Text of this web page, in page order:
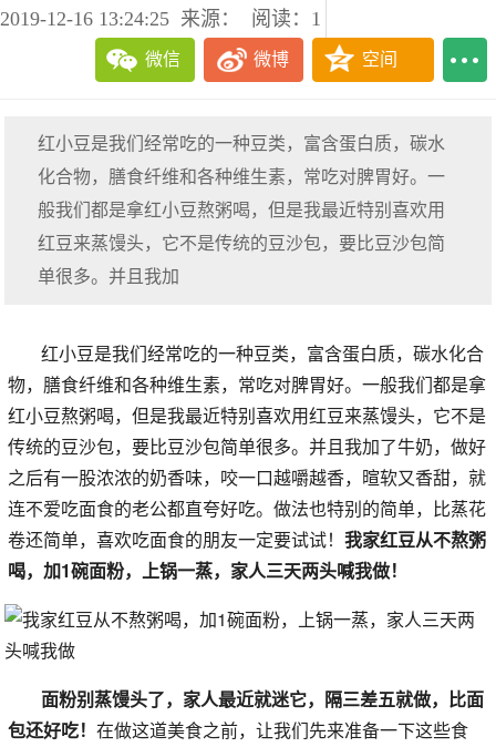
2019-12-16 13:24:25 来源： 阅读：1
微信 微博 空间
红小豆是我们经常吃的一种豆类，富含蛋白质，碳水
化合物，膳食纤维和各种维生素，常吃对脾胃好。一
般我们都是拿红小豆熬粥喝，但是我最近特别喜欢用
红豆来蒸馒头，它不是传统的豆沙包，要比豆沙包简
单很多。并且我加
红小豆是我们经常吃的一种豆类，富含蛋白质，碳水化合
物，膳食纤维和各种维生素，常吃对脾胃好。一般我们都是拿
红小豆熬粥喝，但是我最近特别喜欢用红豆来蒸馒头，它不是
传统的豆沙包，要比豆沙包简单很多。并且我加了牛奶，做好
之后有一股浓浓的奶香味，咬一口越嚼越香，暄软又香甜，就
连不爱吃面食的老公都直夸好吃。做法也特别的简单，比蒸花
卷还简单，喜欢吃面食的朋友一定要试试！我家红豆从不熬粥
喝，加1碗面粉，上锅一蒸，家人三天两头喊我做！
面粉别蒸馒头了，家人最近就迷它，隔三差五就做，比面
包还好吃！在做这道美食之前，让我们先来准备一下这些食